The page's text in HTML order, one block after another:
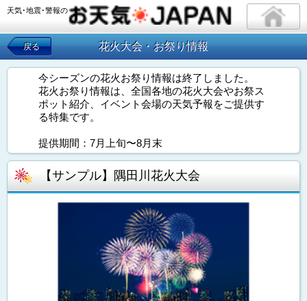
天気･地震･警報の
戻る 花火大会・お祭り情報
今シーズンの花火お祭り情報は終了しました。
花火お祭り情報は、全国各地の花火大会やお祭ス
ポット紹介、イベント会場の天気予報をご提供す
る特集です。
提供期間：7月上旬〜8月末
【サンプル】隅田川花火大会